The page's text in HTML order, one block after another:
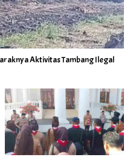
Aktivitas Tambang Ilegal